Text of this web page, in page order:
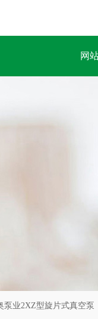
网
泵业2XZ型旋片式真空泵